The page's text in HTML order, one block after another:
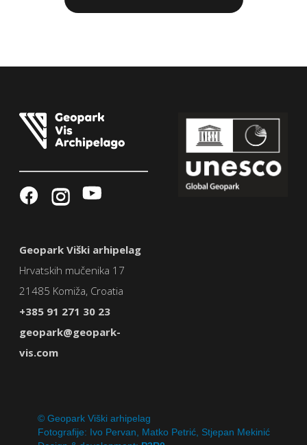
Geopark Viški arhipelag
Hrvatskih mučenika 17
21485 Komiža, Croatia
+385 91 271 30 23
geopark@geopark-
vis.com
© Geopark Viški arhipelag
Fotografije: Ivo Pervan, Matko Petrić, Stjepan Mekinić